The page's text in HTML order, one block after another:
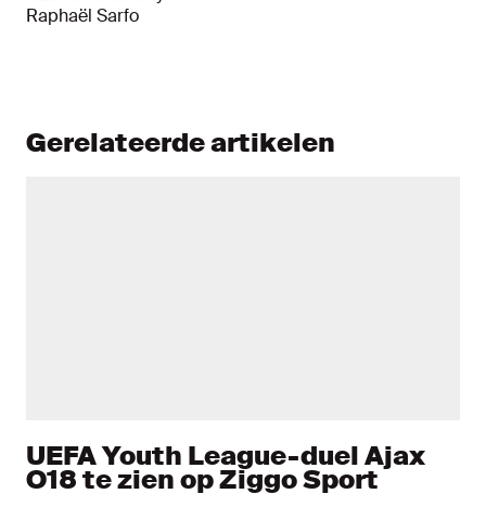
Raphaël Sarfo
Gerelateerde artikelen
UEFA Youth League-duel Ajax
O18 te zien op Ziggo Sport